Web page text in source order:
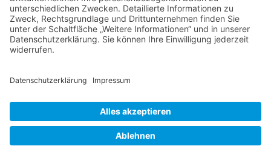
Über alle Konzerte und Kurse informiert bleiben?
Wenn Sie unseren Newsletter abonnieren, erhalten Sie Infos zu
> Zum Anmeldeformular
Das Kulturzentrum.
Folge uns